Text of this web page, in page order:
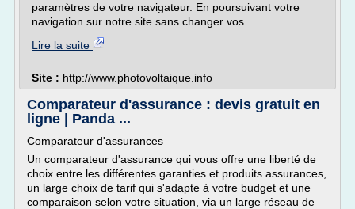
paramètres de votre navigateur. En poursuivant votre
navigation sur notre site sans changer vos...
Lire la suite
Site : http://www.photovoltaique.info
Comparateur d'assurance : devis gratuit en
ligne | Panda ...
Comparateur d'assurances
Un comparateur d'assurance qui vous offre une liberté de
choix entre les différentes garanties et produits assurances,
un large choix de tarif qui s'adapte à votre budget et une
comparaison selon votre situation, via un large réseau de